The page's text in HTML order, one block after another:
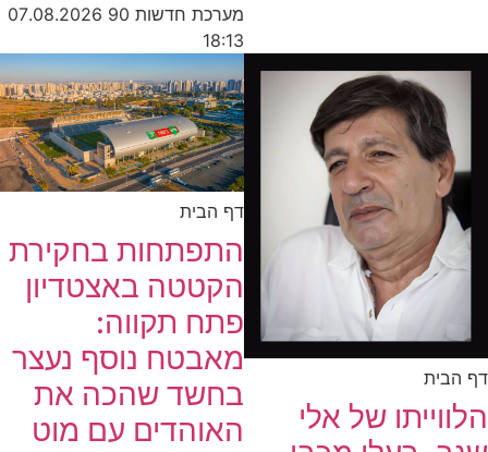
מערכת חדשות 90
07.08.2026
18:13
דף הבית
הלווייתו של אלי
דף הבית
התפתחות בחקירת
הקטטה באצטדיון
פתח תקווה:
מאבטח נוסף נעצר
בחשד שהכה את
האוהדים עם מוט